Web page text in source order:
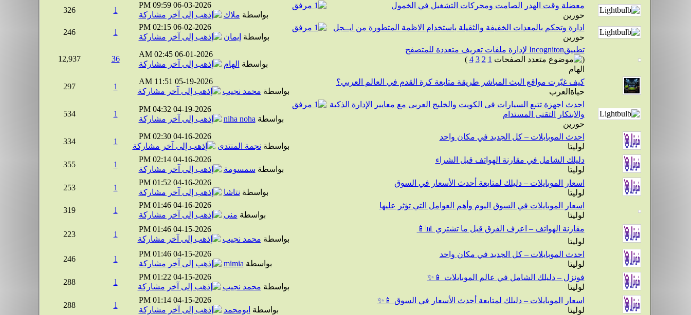
معضلة وقت الهدر الصامت ومحركات التشغيل في الخمول
حورين
06-03-2026
09:59 PM
بواسطة ملاك
1
326
ادارة وتحكم بالمعدات الخفيفة والثقيلة باستخدام الاظمة المتطورة من ايــجل
حورين
06-02-2026
02:15 PM
بواسطة إيمان
1
246
تطبيقIncogniton لإدارة ملفات تعريف متعددة للمتصفح
(
1
2
3
4
)
الهام
06-01-2026
02:45 AM
بواسطة الهام
36
12,937
كيف غيّرت مواقع البث المباشر طريقة متابعة كرة القدم في العالم العربي؟
حياةالعرب
05-19-2026
11:51 AM
بواسطة محمد نجيب
1
297
احدث اجهزة تتبع السيارات فى الكويت والخليج العربى مع معايير الإدارة الذكية
والابتكار التقنى المستدام
حورين
04-19-2026
04:32 PM
بواسطة niha noha
1
534
احدث الموبايلات – كل الجديد في مكان واحد
لوليتا
04-16-2026
02:30 PM
بواسطة نجمة المنتدى
1
334
دليلك الشامل في مقارنة الهواتف قبل الشراء
لوليتا
04-16-2026
02:14 PM
بواسطة سمسومة
1
355
اسعار الموبايلات – دليلك لمتابعة أحدث الأسعار في السوق
لوليتا
04-16-2026
01:52 PM
بواسطة نتاشا
1
253
اسعار الموبايلات في السوق اليوم وأهم العوامل التي تؤثر عليها
لوليتا
04-16-2026
01:46 PM
بواسطة منى
1
319
مقارنة الهواتف – اعرف الفرق قبل ما تشتري 📊📱
لوليتا
04-15-2026
01:46 PM
بواسطة محمد نجيب
1
223
احدث الموبايلات – كل الجديد في مكان واحد
لوليتا
04-15-2026
01:46 PM
بواسطة mimia
1
246
فونزل – دليلك الشامل في عالم الموبايلات 📱✨
لوليتا
04-15-2026
01:22 PM
بواسطة محمد نجيب
1
288
اسعار الموبايلات – دليلك لمتابعة أحدث الأسعار في السوق 📱✨
لوليتا
04-15-2026
01:14 PM
بواسطة ابومحمد
1
288